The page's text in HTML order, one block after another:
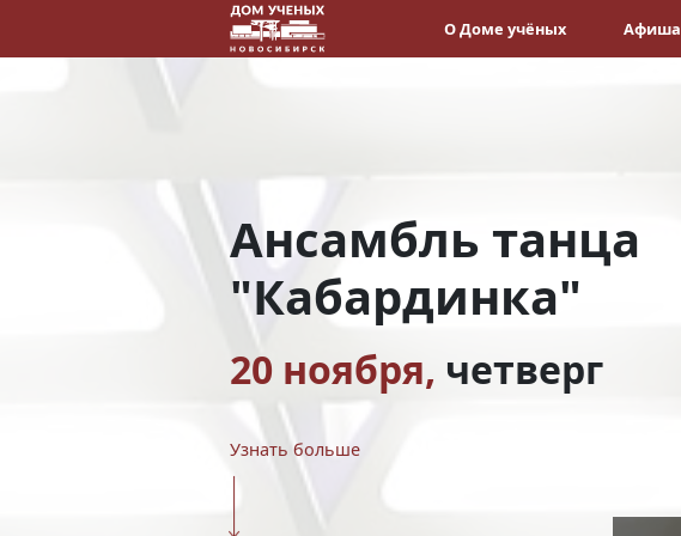
О Доме учёных Афиша
Ансамбль танца
"Кабардинка"
20 ноября, четверг
Узнать больше